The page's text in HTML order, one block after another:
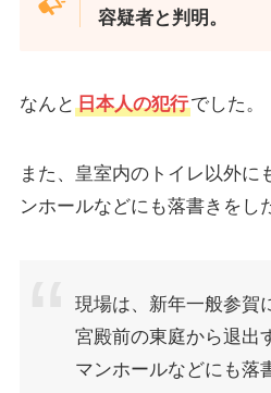
容疑者と判明。
なんと 日本人の犯行でした。
また、皇室内のトイレ以外に
ンホールなどにも落書きをし
現場は、新年一般参賀
宮殿前の東庭から退出
マンホールなどにも落